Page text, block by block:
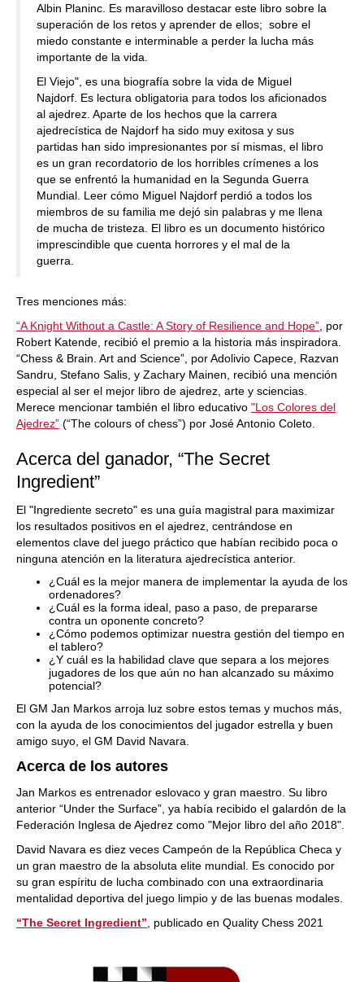
Albin Planinc. Es maravilloso destacar este libro sobre la
superación de los retos y aprender de ellos; sobre el
miedo constante e interminable a perder la lucha más
importante de la vida.
El Viejo", es una biografía sobre la vida de Miguel
Najdorf. Es lectura obligatoria para todos los aficionados
al ajedrez. Aparte de los hechos que la carrera
ajedrecística de Najdorf ha sido muy exitosa y sus
partidas han sido impresionantes por sí mismas, el libro
es un gran recordatorio de los horribles crímenes a los
que se enfrentó la humanidad en la Segunda Guerra
Mundial. Leer cómo Miguel Najdorf perdió a todos los
miembros de su familia me dejó sin palabras y me llena
de mucha de tristeza. El libro es un documento histórico
imprescindible que cuenta horrores y el mal de la
guerra.
Tres menciones más:
“A Knight Without a Castle: A Story of Resilience and Hope” , por
Robert Katende, recibió el premio a la historia más inspiradora.
“Chess & Brain. Art and Science”, por Adolivio Capece, Razvan
Sandru, Stefano Salis, y Zachary Mainen, recibió una mención
especial al ser el mejor libro de ajedrez, arte y sciencias.
Merece mencionar también el libro educativo "Los Colores del
Ajedrez” (“The colours of chess”) por José Antonio Coleto.
Acerca del ganador, “The Secret
Ingredient”
El "Ingrediente secreto" es una guía magistral para maximizar
los resultados positivos en el ajedrez, centrándose en
elementos clave del juego práctico que habían recibido poca o
ninguna atención en la literatura ajedrecística anterior.
¿Cuál es la mejor manera de implementar la ayuda de los
ordenadores?
¿Cuál es la forma ideal, paso a paso, de prepararse
contra un oponente concreto?
¿Cómo podemos optimizar nuestra gestión del tiempo en
el tablero?
¿Y cuál es la habilidad clave que separa a los mejores
jugadores de los que aún no han alcanzado su máximo
potencial?
El GM Jan Markos arroja luz sobre estos temas y muchos más,
con la ayuda de los conocimientos del jugador estrella y buen
amigo suyo, el GM David Navara.
Acerca de los autores
Jan Markos es entrenador eslovaco y gran maestro. Su libro
anterior “Under the Surface”, ya había recibido el galardón de la
Federación Inglesa de Ajedrez como "Mejor libro del año 2018".
David Navara es diez veces Campeón de la República Checa y
un gran maestro de la absoluta elite mundial. Es conocido por
su gran espíritu de lucha combinado con una extraordinaria
mentalidad deportiva del juego limpio y de las buenas modales.
“The Secret Ingredient” , publicado en Quality Chess 2021